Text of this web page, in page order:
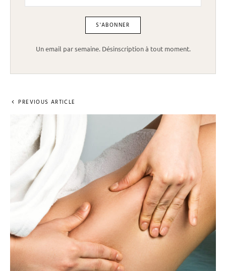
Un email par semaine. Désinscription à tout moment.
PREVIOUS ARTICLE